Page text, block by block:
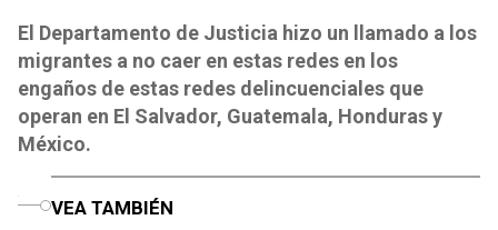
El Departamento de Justicia hizo un llamado a los
migrantes a no caer en estas redes en los
engaños de estas redes delincuenciales que
operan en El Salvador, Guatemala, Honduras y
México.
VEA TAMBIÉN